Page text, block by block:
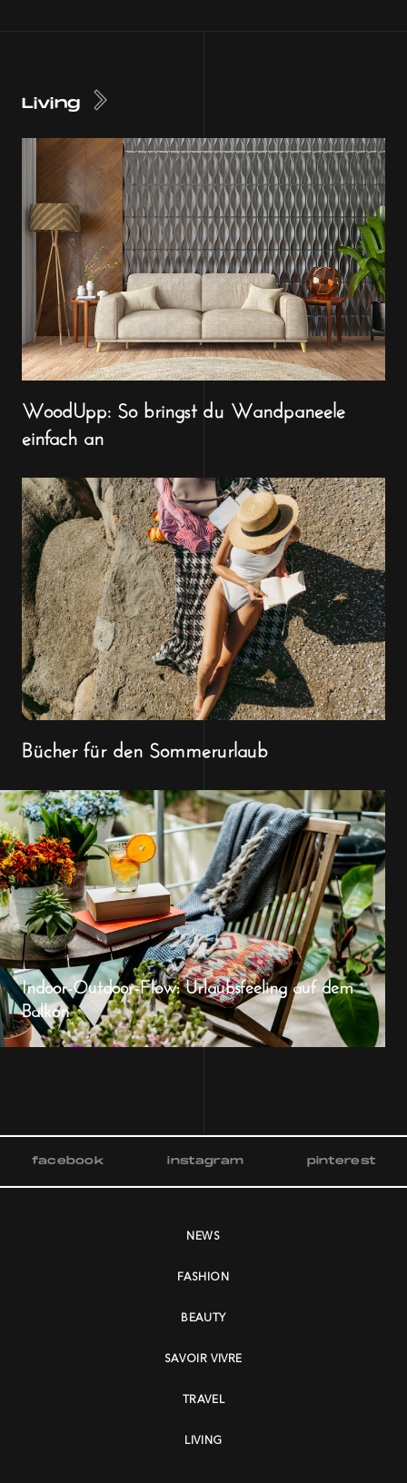
Living
WoodUpp: So bringst du Wandpaneele
einfach an
Bücher für den Sommerurlaub
Indoor-Outdoor-Flow: Urlaubsfeeling auf dem
Balkon
facebook instagram pinterest
NEWS
FASHION
BEAUTY
SAVOIR VIVRE
TRAVEL
LIVING